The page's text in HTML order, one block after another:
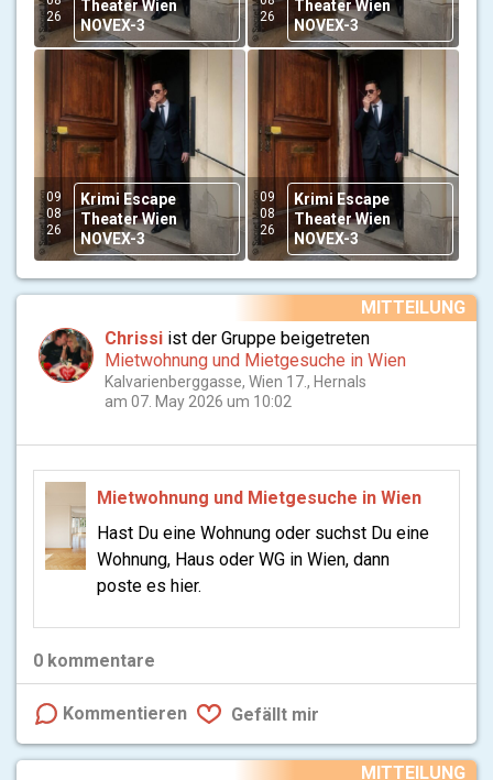
26
Theater Wien
NOVEX-3
26
Theater Wien
NOVEX-3
09
08
26
Krimi Escape
Theater Wien
NOVEX-3
09
08
26
Krimi Escape
Theater Wien
NOVEX-3
MITTEILUNG
Chrissi ist der Gruppe beigetreten
Mietwohnung und Mietgesuche in Wien
Kalvarienberggasse, Wien 17., Hernals
am 07. May 2026 um 10:02
Mietwohnung und Mietgesuche in Wien
Hast Du eine Wohnung oder suchst Du eine
Wohnung, Haus oder WG in Wien, dann
poste es hier.
0 kommentare
Kommentieren Gefällt mir
MITTEILUNG